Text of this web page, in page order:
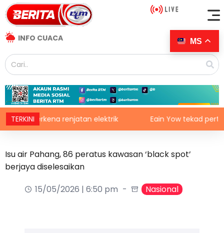
INFO CUACA
TERKINI
terkena renjatan elektrik Eain Yow tekad pertahan
Isu air Pahang, 86 peratus kawasan ‘black spot’
berjaya diselesaikan
15/05/2026 | 6:50 pm
Nasional
MS